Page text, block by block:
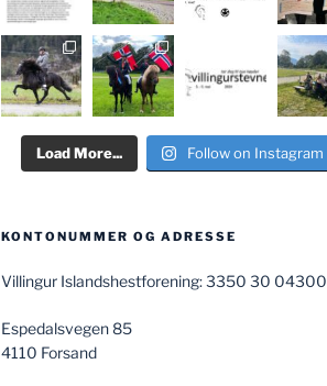
Load More... Follow on Instagram
KONTONUMMER OG ADRESSE
Villingur Islandshestforening: 3350 30 04300
Espedalsvegen 85
4110 Forsand